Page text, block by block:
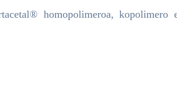
homopolimeroa, kopolimero